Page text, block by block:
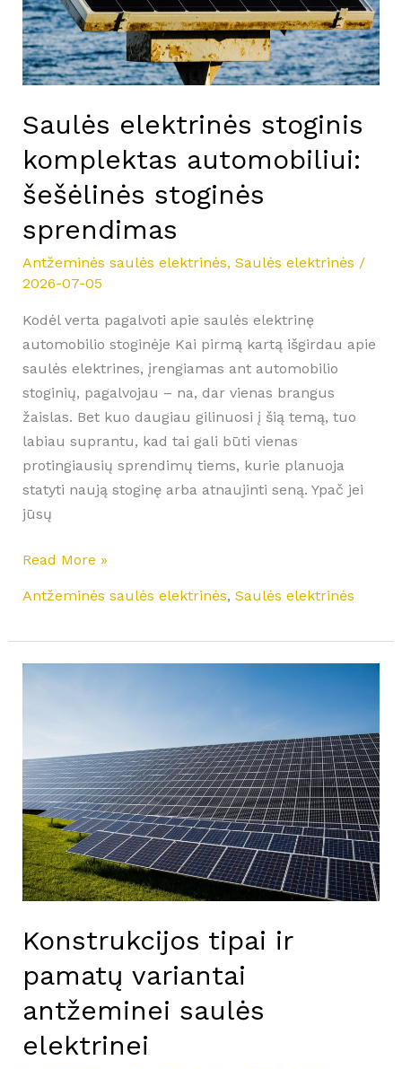
Saulės elektrinės stoginis
komplektas automobiliui:
šešėlinės stoginės
sprendimas
Antžeminės saulės elektrinės, Saulės elektrinės /
2026-07-05
Kodėl verta pagalvoti apie saulės elektrinę
automobilio stoginėje Kai pirmą kartą išgirdau apie
saulės elektrines, įrengiamas ant automobilio
stoginių, pagalvojau – na, dar vienas brangus
žaislas. Bet kuo daugiau gilinuosi į šią temą, tuo
labiau suprantu, kad tai gali būti vienas
protingiausių sprendimų tiems, kurie planuoja
statyti naują stoginę arba atnaujinti seną. Ypač jei
jūsų
šešėlinės
stoginės
sprendimas
Read More »
Antžeminės saulės elektrinės, Saulės elektrinės
Konstrukcijos tipai ir
pamatų variantai
antžeminei saulės
elektrinei
variantai
antžeminei
saulės
elektrinei